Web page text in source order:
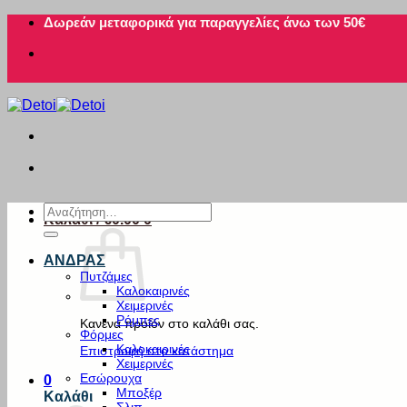
Μετάβαση
περιεχόμενο
Δωρεάν μεταφορικά για παραγγελίες άνω των 50€
Καλάθι /€0.00 0
Κανένα προϊόν στο καλάθι σας.
Επιστροφή στο κατάστημα
0
Καλάθι
Αναζήτηση
για:
ΑΝΔΡΑΣ
Πυτζάμες
Καλοκαιρινές
Χειμερινές
Ρόμπες
Φόρμες
Καλοκαιρινές
Χειμερινές
Εσώρουχα
Μποξέρ